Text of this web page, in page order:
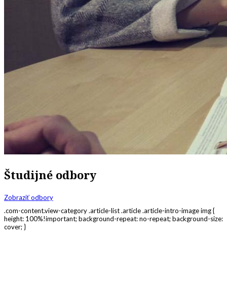
Študijné odbory
Zobraziť odbory
.com-content.view-category .article-list .article .article-intro-image img {
height: 100%!important; background-repeat: no-repeat; background-size:
cover; }